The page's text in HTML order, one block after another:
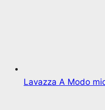
Lavazza A Modo